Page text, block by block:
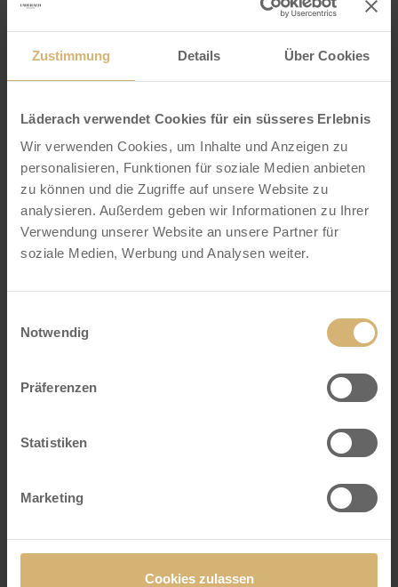
Zustimmung Details Über Cookies
Läderach verwendet Cookies für ein süsseres Erlebnis
Wir verwenden Cookies, um Inhalte und Anzeigen zu
personalisieren, Funktionen für soziale Medien anbieten
zu können und die Zugriffe auf unsere Website zu
analysieren. Außerdem geben wir Informationen zu Ihrer
Verwendung unserer Website an unsere Partner für
soziale Medien, Werbung und Analysen weiter.
Notwendig
Präferenzen
Statistiken
Marketing
Cookies zulassen
Milch
CHF 151.30
-
FrischSchoggi
Mini
Caramel
Salé
Milch-
dunkel
+
In den Warenkorb